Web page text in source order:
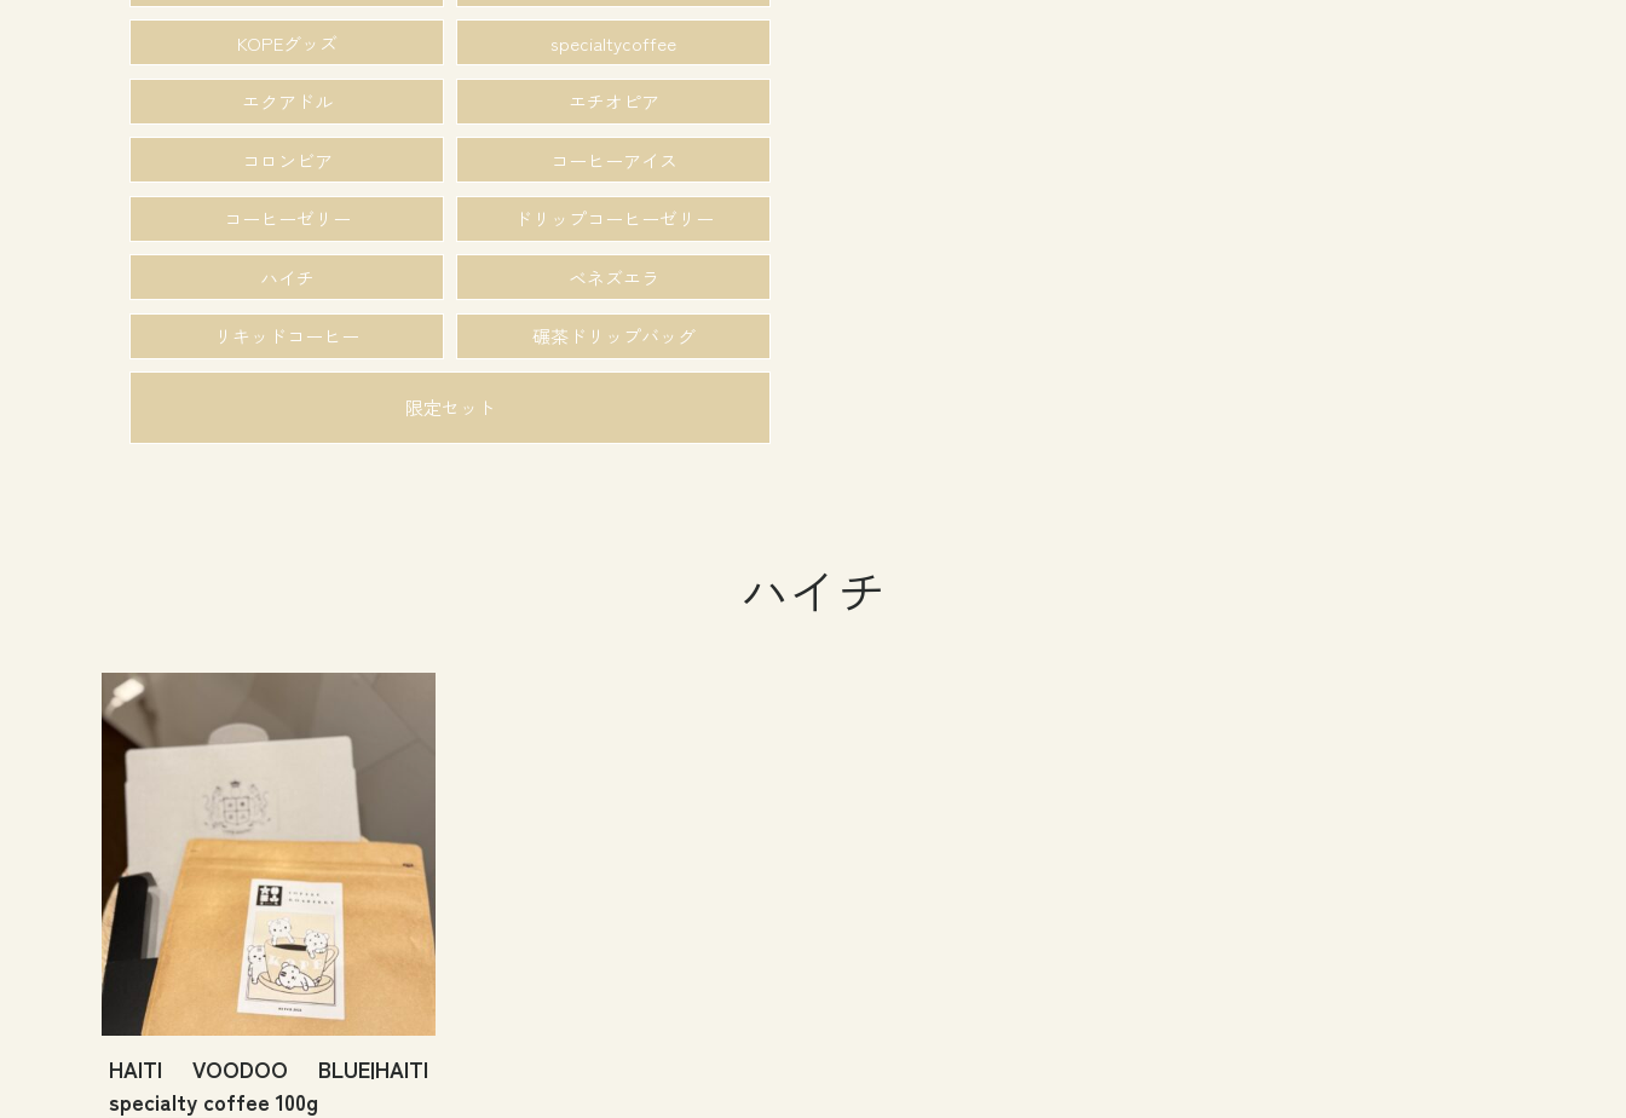
KOPEグッズ specialtycoffee
エクアドル エチオピア
コロンビア コーヒーアイス
コーヒーゼリー ドリップコーヒーゼリー
ハイチ ベネズエラ
リキッドコーヒー 碾茶ドリップバッグ
限定セット
ハイチ
HAITI VOODOO BLUE|HAITI
specialty coffee 100g